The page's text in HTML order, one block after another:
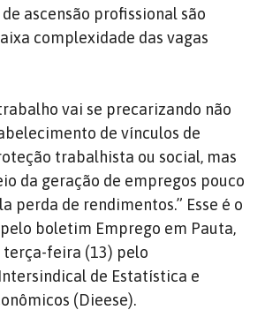
ascensão profissional são
complexidade das vagas
vai se precarizando não
de vínculos de
trabalhista ou social, mas
da geração de empregos pouco
perda de rendimentos.” Esse é o
boletim Emprego em Pauta,
terça-feira (13) pelo
de Estatística e
(Dieese).